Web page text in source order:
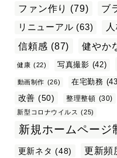
ファン作り (79) ブ
リニューアル (63)
信頼感 (87) 健やか
健康 (22) 写真撮影 (42)
動画制作 (26) 在宅勤務
改善 (50) 整理整頓 (30)
新型コロナウイルス (25)
新規ホームページ
更新ネタ (48) 更新頻